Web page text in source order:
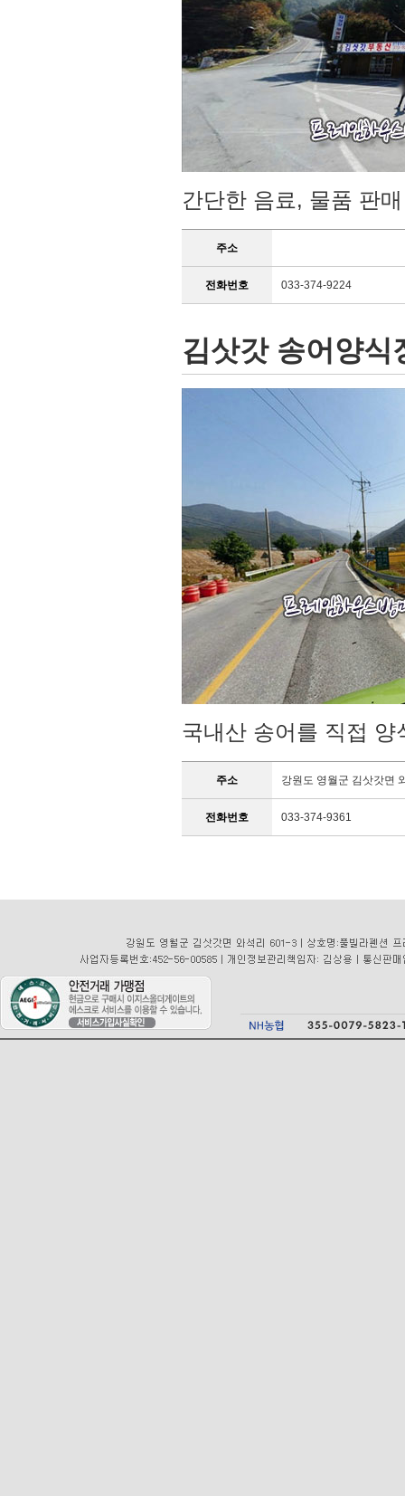
간단한 음료, 물품 판매
주소
전화번호 033-374-9224
김삿갓 송어양식
국내산 송어를 직접
주소 강원도 영월군 김삿갓면
전화번호 033-374-9361